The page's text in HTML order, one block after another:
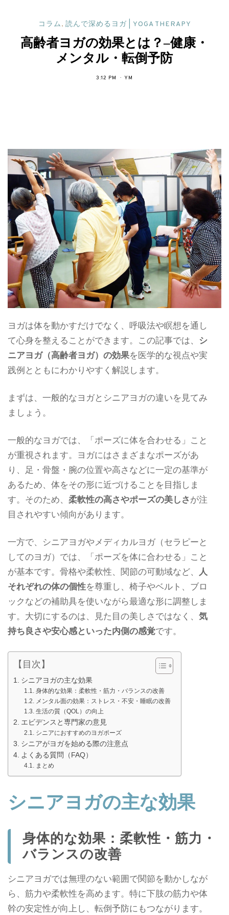
コラム, 読んで深めるヨガ | YOGA THERAPY
高齢者ヨガの効果とは？–健康・
メンタル・転倒予防
3:12 PM YM
ヨガは体を動かすだけでなく、呼吸法や瞑想を通し
て心身を整えることができます。この記事では、
シ
ニアヨガ（高齢者ヨガ）の効果を医学的な視点や実
践例とともにわかりやすく解説します。
まずは、一般的なヨガとシニアヨガの違いを見てみ
ましょう。
一般的なヨガでは、「ポーズに体を合わせる」こと
が重視されます。ヨガにはさまざまなポーズがあ
り、足・骨盤・腕の位置や高さなどに一定の基準が
あるため、体をその形に近づけることを目指しま
す。そのため、 柔軟性の高さやポーズの美しさ が注
目されやすい傾向があります。
一方で、シニアヨガやメディカルヨガ（セラピーと
してのヨガ）では、「ポーズを体に合わせる」こと
が基本です。骨格や柔軟性、関節の可動域など、
人
それぞれの体の個性を尊重し、椅子やベルト、ブロ
ックなどの補助具を使いながら最適な形に調整しま
す。大切にするのは、見た目の美しさではなく、 気
持ち良さや安心感といった内側の感覚です。
【目次】
シニアヨガの主な効果
身体的な効果：柔軟性・筋力・バランスの改善
メンタル面の効果：ストレス・不安・睡眠の改善
生活の質（QOL）の向上
エビデンスと専門家の意見
シニアにおすすめのヨガポーズ
シニアがヨガを始める際の注意点
よくある質問（FAQ）
まとめ
シニアヨガの主な効果
身体的な効果：柔軟性・筋力・
バランスの改善
シニアヨガでは無理のない範囲で関節を動かしなが
ら、筋力や柔軟性を高めます。特に下肢の筋力や体
幹の安定性が向上し、転倒予防にもつながります。